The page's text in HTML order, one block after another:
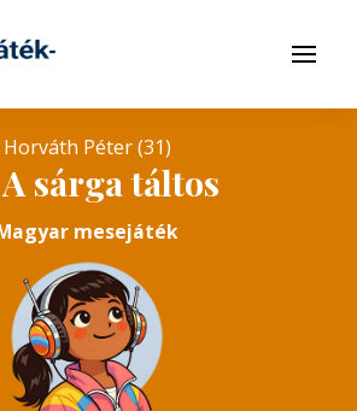
Menü
Horváth Péter (31)
A sárga táltos
mesejáték